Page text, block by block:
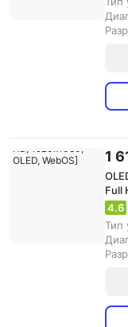
1
Full
4.6
Тип